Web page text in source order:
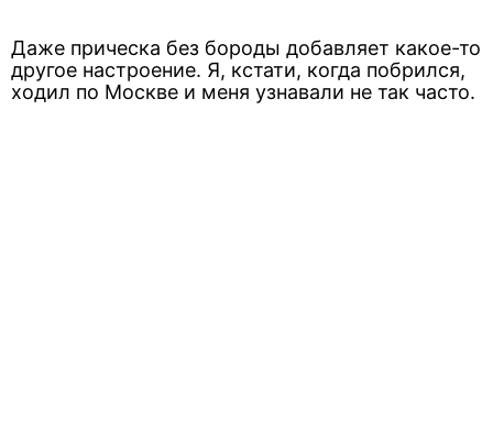
Даже прическа без бороды добавляет какое-то
другое настроение. Я, кстати, когда побрился,
ходил по Москве и меня узнавали не так часто.